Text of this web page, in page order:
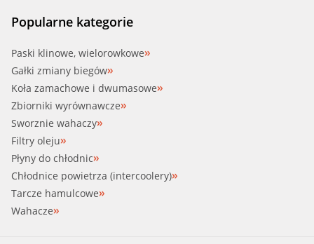
Popularne kategorie
Paski klinowe, wielorowkowe
Gałki zmiany biegów
Koła zamachowe i dwumasowe
Zbiorniki wyrównawcze
Sworznie wahaczy
Filtry oleju
Płyny do chłodnic
Chłodnice powietrza (intercoolery)
Tarcze hamulcowe
Wahacze